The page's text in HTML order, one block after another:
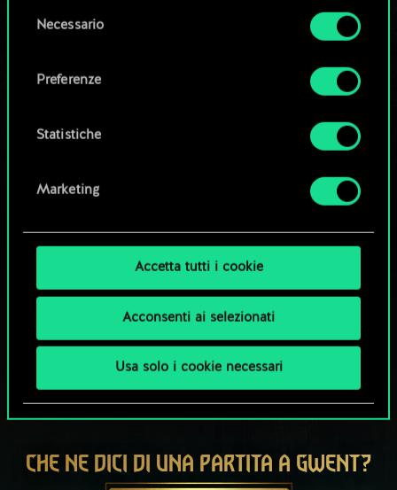
Tutti i dettagli su come utilizziamo i cookie e su
disponibili nel menu "Impostazioni" qui sotto.
delNecessario
Preferenze
Statistiche
Marketing
Accetta tutti i cookie
Acconsenti ai selezionati
Usa solo i cookie necessari
CHE NE DICI DI UNA PARTITA A GWENT?